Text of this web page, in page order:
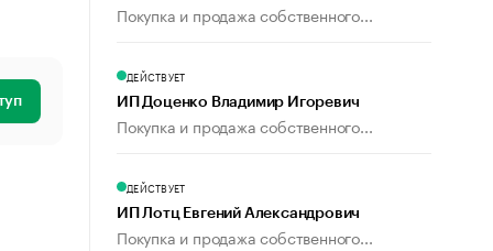
Покупка и продажа собственного...
ДЕЙСТВУЕТ
ИП Доценко Владимир Игоревич
Покупка и продажа собственного...
ДЕЙСТВУЕТ
ИП Лотц Евгений Александрович
Покупка и продажа собственного...